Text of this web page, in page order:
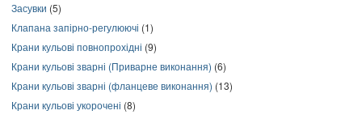
Засувки (5)
Клапана запірно-регулюючі (1)
Крани кульові повнопрохідні (9)
Крани кульові зварні (Приварне виконання) (6)
Крани кульові зварні (фланцеве виконання) (13)
Крани кульові укорочені (8)